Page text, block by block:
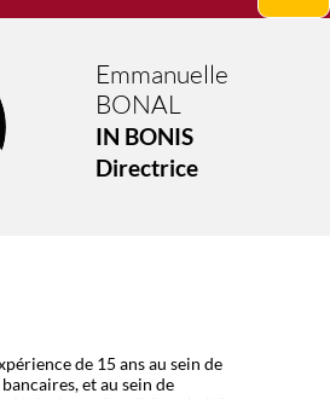
Emmanuelle
BONAL
IN BONIS
Directrice
de 15 ans au sein de
et au sein de